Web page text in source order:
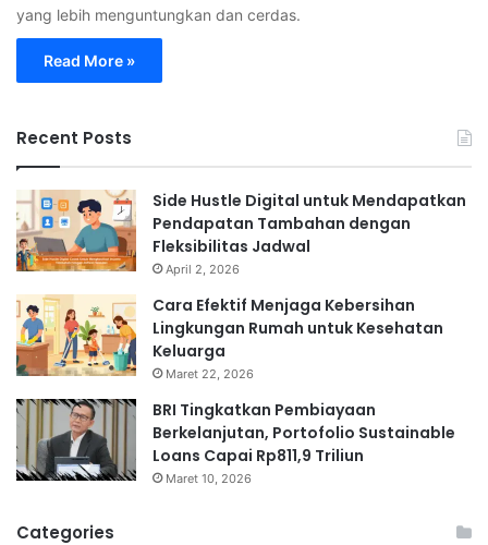
yang lebih menguntungkan dan cerdas.
Read More »
Recent Posts
Side Hustle Digital untuk Mendapatkan
Pendapatan Tambahan dengan
Fleksibilitas Jadwal
April 2, 2026
Cara Efektif Menjaga Kebersihan
Lingkungan Rumah untuk Kesehatan
Keluarga
Maret 22, 2026
BRI Tingkatkan Pembiayaan
Berkelanjutan, Portofolio Sustainable
Loans Capai Rp811,9 Triliun
Maret 10, 2026
Categories